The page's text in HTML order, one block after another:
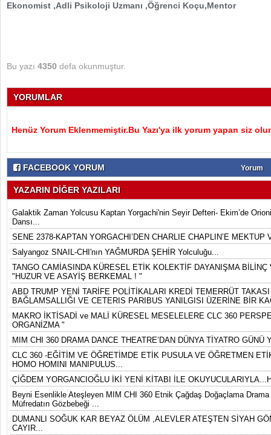
Ekonomist ,Adli Psikoloji Uzmanı ,Öğrenci Koçu,Mentor
Bu yazı 4350 defa okunmuştur.
YORUMLAR
Henüz Yorum Eklenmemiştir.Bu Yazı'ya ilk yorum yapan siz
FACEBOOK YORUM Yorum
YAZARIN DİĞER YAZILARI
Galaktik Zaman Yolcusu Kaptan Yorgachi'nin Seyir Defteri- Ekim’de
Dansı...
SENE 2378-KAPTAN YORGACHI’DEN CHARLIE CHAPLIN’E MEKTUP
Salyangoz SNAIL-CHI'nın YAĞMURDA ŞEHİR Yolculuğu...
TANGO CAMİASINDA KÜRESEL ETİK KOLEKTİF DAYANIŞMA
"HUZUR VE ASAYİŞ BERKEMAL ! "
ABD TRUMP YENİ TARİFE POLİTİKALARI KREDİ TEMERRÜT
BAĞLAMSALLIĞI VE CETERIS PARIBUS YANILGISI ÜZERİNE BİR
MAKRO İKTİSADİ ve MALİ KÜRESEL MESELELERE CLC 360
ORGANİZMA "
MIM CHI 360 DRAMA DANCE THEATRE’DAN DÜNYA TİYATRO GÜNÜ
CLC 360 -EĞİTİM VE ÖĞRETİMDE ETİK PUSULA VE ÖĞRETMEN
HOMO HOMINI MANIPULUS...
ÇİĞDEM YORGANCIOĞLU İKİ YENİ KİTABI İLE
Beyni Esenlikle Ateşleyen MIM CHI 360 Etnik Çağdaş Doğaçlama
Müfredatın Gözbebeği ...
DUMANLI SOĞUK KAR BEYAZ ÖLÜM ,ALEVLER ATEŞTEN SİYAH
CAYIR...